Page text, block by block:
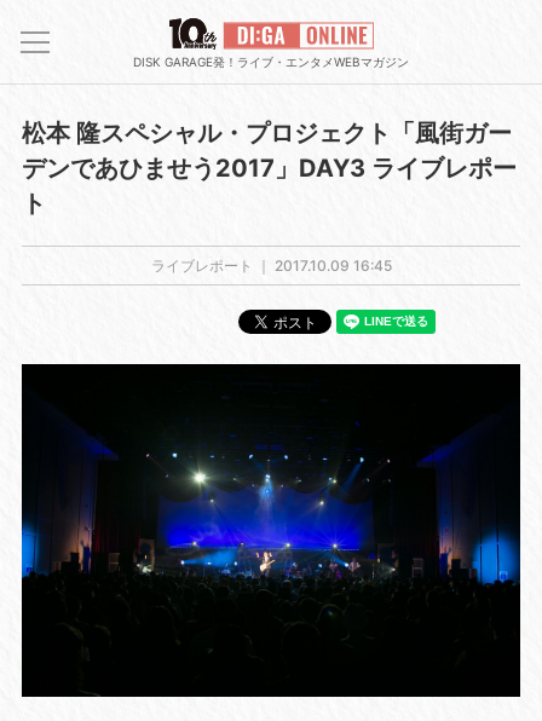
DISK GARAGE発！ライブ・エンタメWEBマガジン
松本 隆スペシャル・プロジェクト「風街ガー
デンであひませう2017」DAY3 ライブレポー
ト
ライブレポート ｜ 2017.10.09 16:45